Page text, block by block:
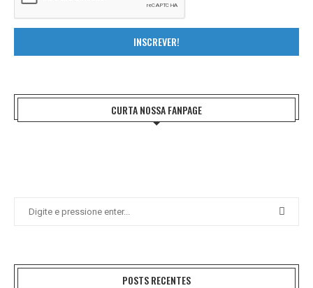
INSCREVER!
CURTA NOSSA FANPAGE
POSTS RECENTES